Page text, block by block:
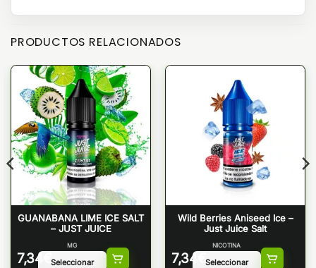
PRODUCTOS RELACIONADOS
GUANABANA LIME ICE SALT
– JUST JUICE
7,34 €
MG
Wild Berries Aniseed Ice –
Just Juice Salt
7,34 €
NICOTINA